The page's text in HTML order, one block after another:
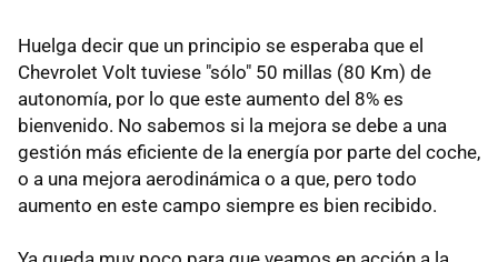
Huelga decir que un principio se esperaba que el
Chevrolet Volt tuviese "sólo" 50 millas (80 Km) de
autonomía, por lo que este aumento del 8% es
bienvenido. No sabemos si la mejora se debe a una
gestión más eficiente de la energía por parte del coche,
o a una mejora aerodinámica o a que, pero todo
aumento en este campo siempre es bien recibido.